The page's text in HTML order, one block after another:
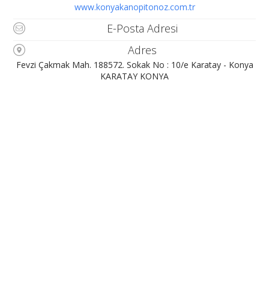
www.konyakanopitonoz.com.tr
E-Posta Adresi
Adres
Fevzi Çakmak Mah. 188572. Sokak No : 10/e Karatay - Konya
KARATAY KONYA